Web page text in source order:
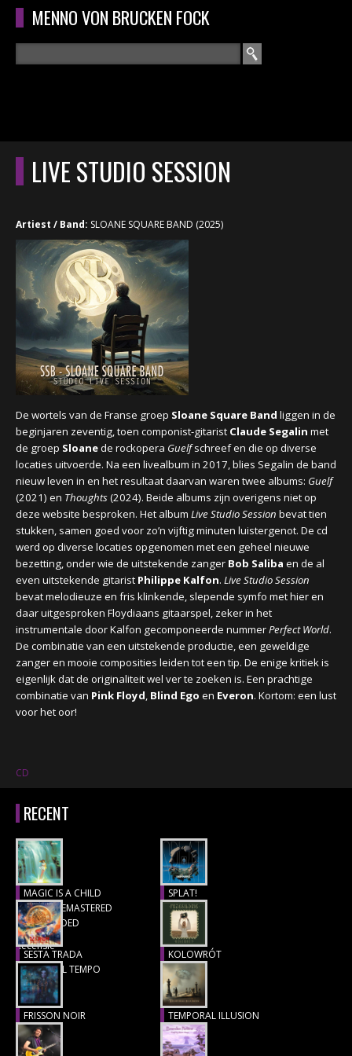
Overslaan en naar de algemene inhoud gaan
MENNO VON BRUCKEN FOCK
ZOEKVELD
HOOFDMENU HOME
CURRICULUM
RECENSIES
INTERVIEWS
CONCERTEN
CONCERTFOTO'S
CONCERTBEZOEK
LINKS
LIVE STUDIO SESSION
Artiest / Band: SLOANE SQUARE BAND (2025)
De wortels van de Franse groep Sloane Square Band liggen in de
beginjaren zeventig, toen componist-gitarist Claude Segalin met
de groep Sloanede rockopera Guelfschreef en die op diverse
locaties uitvoerde. Na een livealbum in 2017, blies Segalin de band
nieuw leven in en het resultaat daarvan waren twee albums: Guelf
(2021) en Thoughts(2024). Beide albums zijn overigens niet op
deze website besproken. Het album Live Studio Session bevat tien
stukken, samen goed voor zo’n vijftig minuten luistergenot. De cd
werd op diverse locaties opgenomen met een geheel nieuwe
bezetting, onder wie de uitstekende zanger Bob Saliba en de al
even uitstekende gitarist Philippe Kalfon. Live Studio Session
bevat melodieuze en fris klinkende, slepende symfo met hier en
daar uitgesproken Floydiaans gitaarspel, zeker in het
instrumentale door Kalfon gecomponeerde nummerPerfect World.
De combinatie van een uitstekende productie, een geweldige
zanger en mooie composities leiden tot een tip. De enige kritiek is
eigenlijk dat de originaliteit wel ver te zoeken is. Een prachtige
combinatie van Pink Floyd, Blind Ego en Everon. Kortom: een lust
voor het oor!
CD
RECENT
MAGIC IS A CHILD
(1977), REMASTERED
& EXTENDED
Recensie
SPLAT!
Recensie
SESTA TRADA
LUNGO IL TEMPO
Recensie
KOLOWRÓT
Recensie
FRISSON NOIR
Recensie
TEMPORAL ILLUSION
Recensie